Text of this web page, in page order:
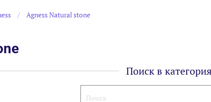
Agness Natural stone
Поиск в